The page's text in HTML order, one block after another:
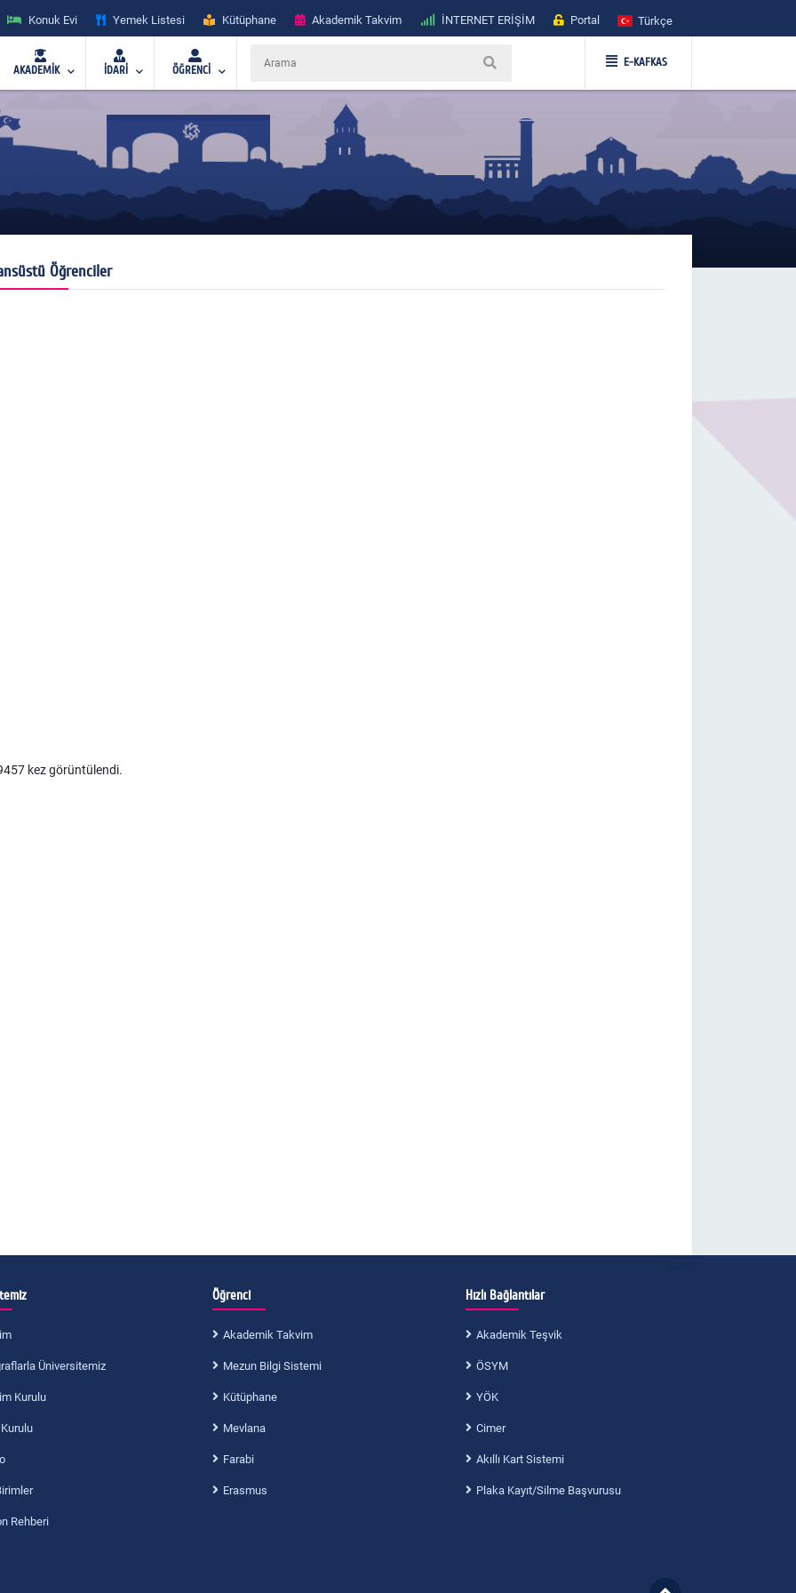
Konuk Evi Yemek Listesi Kütüphane Akademik Takvim İNTERNET ERİŞİM Portal Türkçe
AKADEMİK İDARİ ÖĞRENCİ
E-KAFKAS
Öğrenciler
kez görüntülendi.
Üniversitemiz
Kurulu
Rehberi
Öğrenci
Akademik Takvim
Mezun Bilgi Sistemi
Kütüphane
Mevlana
Farabi
Erasmus
Hızlı Bağlantılar
Akademik Teşvik
ÖSYM
YÖK
Cimer
Akıllı Kart Sistemi
Plaka Kayıt/Silme Başvurusu